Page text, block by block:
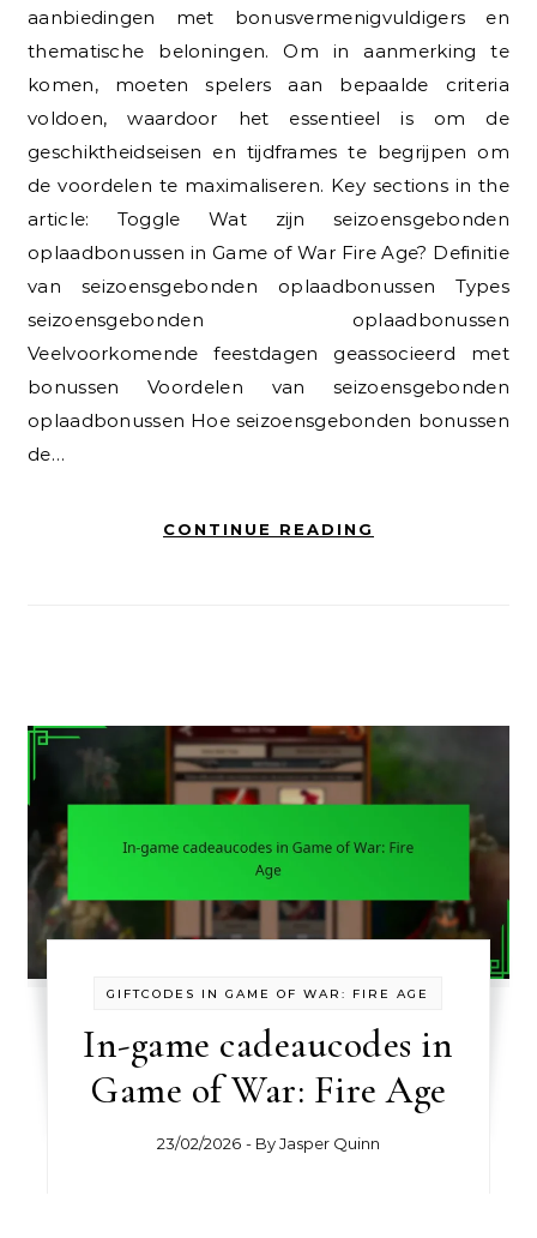
aanbiedingen met bonusvermenigvuldigers en
thematische beloningen. Om in aanmerking te
komen, moeten spelers aan bepaalde criteria
voldoen, waardoor het essentieel is om de
geschiktheidseisen en tijdframes te begrijpen om
de voordelen te maximaliseren. Key sections in the
article: Toggle Wat zijn seizoensgebonden
oplaadbonussen in Game of War Fire Age? Definitie
van seizoensgebonden oplaadbonussen Types
seizoensgebonden oplaadbonussen
Veelvoorkomende feestdagen geassocieerd met
bonussen Voordelen van seizoensgebonden
oplaadbonussen Hoe seizoensgebonden bonussen
de…
CONTINUE READING
GIFTCODES IN GAME OF WAR: FIRE AGE
In-game cadeaucodes in
Game of War: Fire Age
23/02/2026 - ByJasper Quinn